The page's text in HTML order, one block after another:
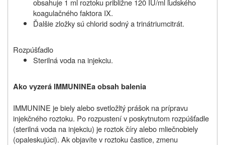
obsahuje 1 ml roztoku približne 120 IU/ml ľudského
koagulačného faktora IX.
Ďalšie zložky sú chlorid sodný a trinátriumcitrát.
Rozpúšťadlo
Sterilná voda na injekciu.
Ako vyzerá IMMUNINEa obsah balenia
IMMUNINE je biely alebo svetložltý prášok na prípravu
injekčného roztoku. Po rozpustení v poskytnutom rozpúšťadle
(sterilná voda na injekciu) je roztok číry alebo mliečnobiely
(opaleskujúci). Ak objavíte v roztoku častice, zmenu